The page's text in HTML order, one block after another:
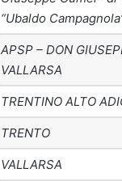
“Ubaldo
APSP – DON
VALLARSA
TRENTINO ALTO
TRENTO
VALLARSA